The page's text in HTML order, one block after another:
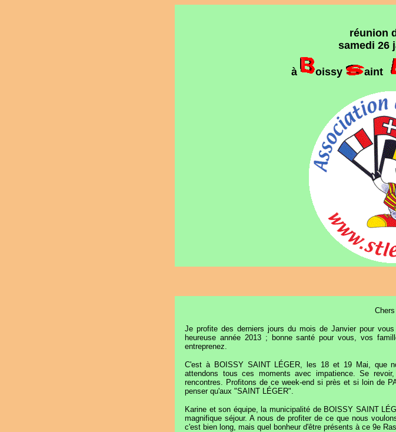
réunion
samedi 26
à oissy aint
Je profite des derniers jours du mois de Janvier pour
heureuse année 2013 ; bonne santé pour vous, vos
entreprenez.
C'est à BOISSY SAINT LÉGER, les 18 et 19 Mai, que
attendons tous ces moments avec impatience. Se
rencontres. Profitons de ce week-end si près et si loin de
penser qu'aux "SAINT LÉGER".
Karine et son équipe, la municipalité de BOISSY SAINT
magnifique séjour. A nous de profiter de ce que nous
c'est bien long, mais quel bonheur d'être présents à ce 9e